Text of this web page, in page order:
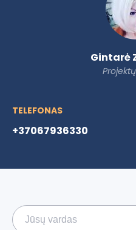
Gintarė
TELEFONAS
+37067936330